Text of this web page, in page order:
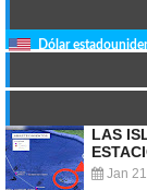
Dólar
LAS
Jan